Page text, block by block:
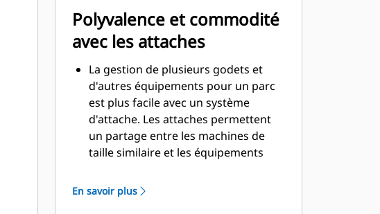
Polyvalence et commodité
avec les attaches
La gestion de plusieurs godets et
d'autres équipements pour un parc
est plus facile avec un système
d'attache. Les attaches permettent
un partage entre les machines de
taille similaire et les équipements
secondes sans quitter la sécurité de
la cabine.
En savoir plus